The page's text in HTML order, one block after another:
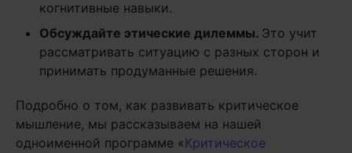
когнитивные навыки.
Обсуждайте этические дилеммы. Это учит
рассматривать ситуацию с разных сторон и
принимать продуманные решения.
Подробно о том, как развивать критическое
мышление, мы рассказываем на нашей
одноименной программе «Критическое